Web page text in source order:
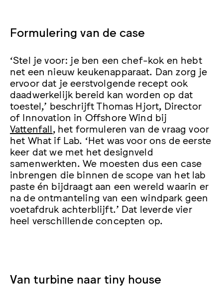
Formulering van de case
‘Stel je voor: je ben een chef-kok en hebt
net een nieuw keukenapparaat. Dan zorg je
ervoor dat je eerstvolgende recept ook
daadwerkelijk bereid kan worden op dat
toestel,’ beschrijft Thomas Hjort, Director
of Innovation in Offshore Wind bij
Vattenfall, het formuleren van de vraag voor
het What if Lab. ‘Het was voor ons de eerste
keer dat we met het designveld
samenwerkten. We moesten dus een case
inbrengen die binnen de scope van het lab
paste én bijdraagt aan een wereld waarin er
na de ontmanteling van een windpark geen
voetafdruk achterblijft.’ Dat leverde vier
heel verschillende concepten op.
Van turbine naar tiny house